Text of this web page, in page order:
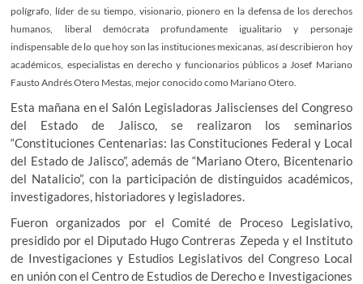
polígrafo, líder de su tiempo, visionario, pionero en la defensa de los derechos
humanos, liberal demócrata profundamente igualitario y personaje
indispensable de lo que hoy son las instituciones mexicanas, así describieron hoy
académicos, especialistas en derecho y funcionarios públicos a Josef Mariano
Fausto Andrés Otero Mestas, mejor conocido como Mariano Otero.
Esta mañana en el Salón Legisladoras Jaliscienses del Congreso
del Estado de Jalisco, se realizaron los seminarios
“Constituciones Centenarias: las Constituciones Federal y Local
del Estado de Jalisco”, además de “Mariano Otero, Bicentenario
del Natalicio”, con la participación de distinguidos académicos,
investigadores, historiadores y legisladores.
Fueron organizados por el Comité de Proceso Legislativo,
presidido por el Diputado Hugo Contreras Zepeda y el Instituto
de Investigaciones y Estudios Legislativos del Congreso Local
en unión con el Centro de Estudios de Derecho e Investigaciones